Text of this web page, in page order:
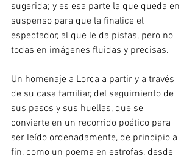
sugerida; y es esa parte la que queda en
suspenso para que la finalice el
espectador, al que le da pistas, pero no
todas en imágenes fluidas y precisas.
Un homenaje a Lorca a partir y a través
de su casa familiar, del seguimiento de
sus pasos y sus huellas, que se
convierte en un recorrido poético para
ser leído ordenadamente, de principio a
fin, como un poema en estrofas, desde